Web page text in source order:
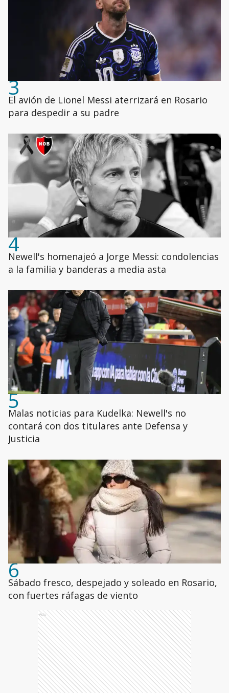
3
El avión de Lionel Messi aterrizará en Rosario
para despedir a su padre
4
Newell's homenajeó a Jorge Messi: condolencias
a la familia y banderas a media asta
5
Malas noticias para Kudelka: Newell's no
contará con dos titulares ante Defensa y
Justicia
6
Sábado fresco, despejado y soleado en Rosario,
con fuertes ráfagas de viento
Ads